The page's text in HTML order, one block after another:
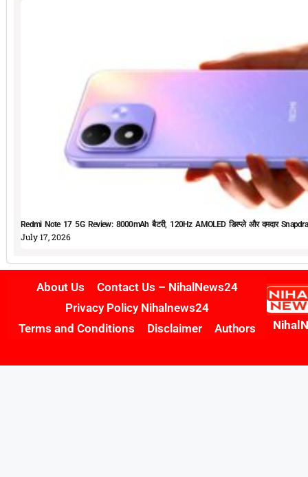
Redmi Note 17 5G Review: 8000mAh बैटरी, 120Hz AMOLED डिस्प्ले और दमदार
July 17, 2026
About Us
Contact Us – NihalNews24
Privacy Policy Nihalnews24
Terms and Conditions
Disclaimer Authors